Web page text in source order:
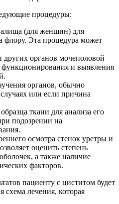
процедуры:
(для женщин) для
флору. Эта процедура может
органов мочеполовой
и выявления
органов, обычно
или если причина
ткани для анализа его
подозрении на
осмотра стенок уретры и
оценить степень
а также наличие
факторов.
пациенту с циститом будет
лечения, которая